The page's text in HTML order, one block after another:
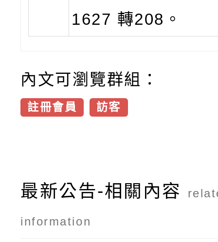
1627 轉208。
內文可瀏覽群組：
註冊會員 訪客
最新公告-相關內容
information